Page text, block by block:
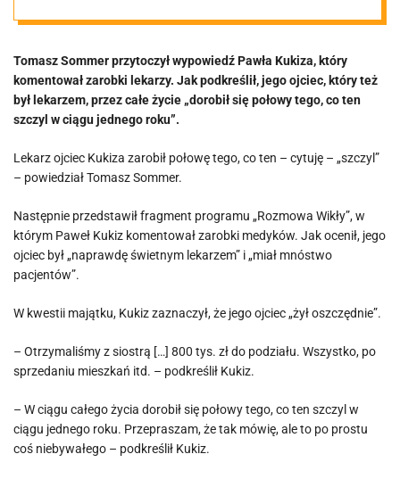
dorobił się
połowy tego, co
ten szczyl w
ciągu roku”
[VIDEO]
Tomasz Sommer przytoczył wypowiedź Pawła Kukiza, który
komentował zarobki lekarzy. Jak podkreślił, jego ojciec, który też
był lekarzem, przez całe życie „dorobił się połowy tego, co ten
szczyl w ciągu jednego roku”.
Lekarz ojciec Kukiza zarobił połowę tego, co ten – cytuję – „szczyl”
– powiedział Tomasz Sommer.
Następnie przedstawił fragment programu „Rozmowa Wikły”, w
którym Paweł Kukiz komentował zarobki medyków. Jak ocenił, jego
ojciec był „naprawdę świetnym lekarzem” i „miał mnóstwo
pacjentów”.
W kwestii majątku, Kukiz zaznaczył, że jego ojciec „żył oszczędnie”.
– Otrzymaliśmy z siostrą […] 800 tys. zł do podziału. Wszystko, po
sprzedaniu mieszkań itd. – podkreślił Kukiz.
– W ciągu całego życia dorobił się połowy tego, co ten szczyl w
ciągu jednego roku. Przepraszam, że tak mówię, ale to po prostu
coś niebywałego – podkreślił Kukiz.